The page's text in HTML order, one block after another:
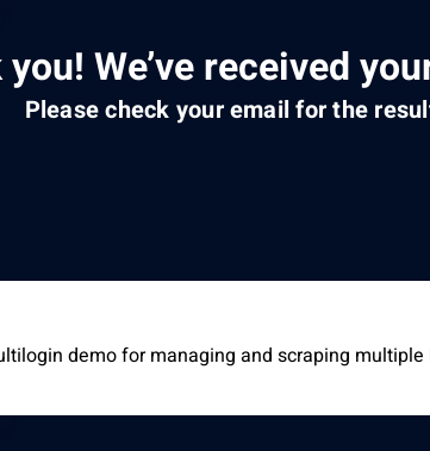
We’ve received
Please check your email for the
demo for managing and scraping multiple